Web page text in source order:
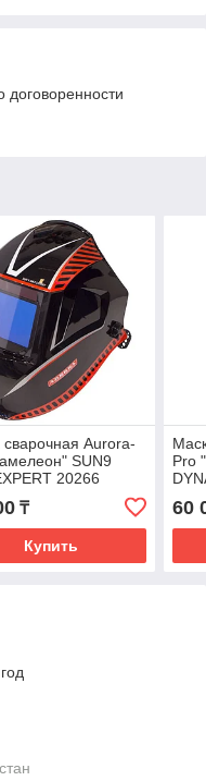
договоренности
Aurora-
SUN9
20266
₸
Купить
Pro
60